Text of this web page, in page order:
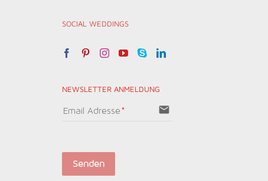
SOCIAL WEDDINGS
NEWSLETTER ANMELDUNG
Email Adresse email
Senden